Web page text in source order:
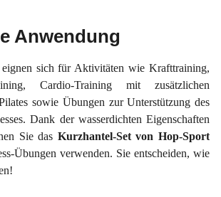
Anwendung
eignen sich für Aktivitäten wie Krafttraining,
Cardio-Training mit zusätzlichen
sowie Übungen zur Unterstützung des
Dank der wasserdichten Eigenschaften
Sie das Kurzhantel-Set von Hop-Sport
Übungen verwenden. Sie entscheiden, wie